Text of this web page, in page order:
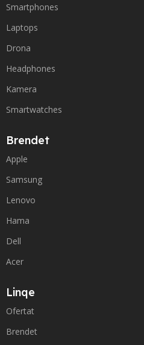
Smartphones
Laptops
Drona
Headphones
Kamera
Smartwatches
Brendet
Apple
Samsung
Lenovo
Hama
Dell
Acer
Linqe
Ofertat
Brendet